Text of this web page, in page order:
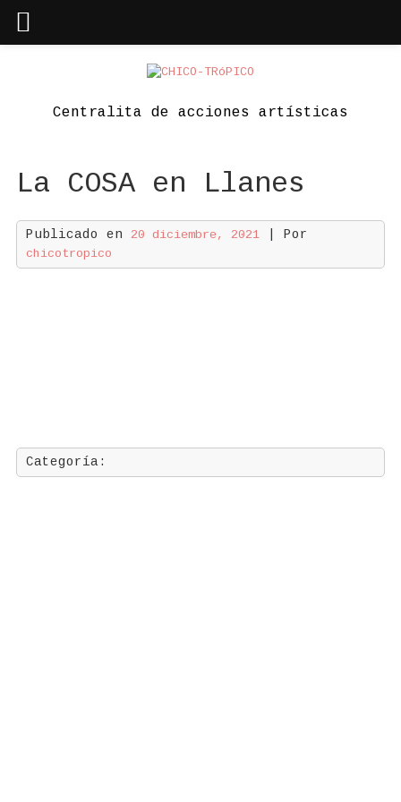
Skip
content
Centralita de acciones artísticas
La COSA en Llanes
Publicado en 20 diciembre, 2021| Por
chicotropico
Categoría: